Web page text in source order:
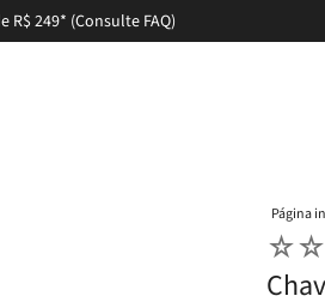
R$ 249* (Consulte FAQ)
☆☆